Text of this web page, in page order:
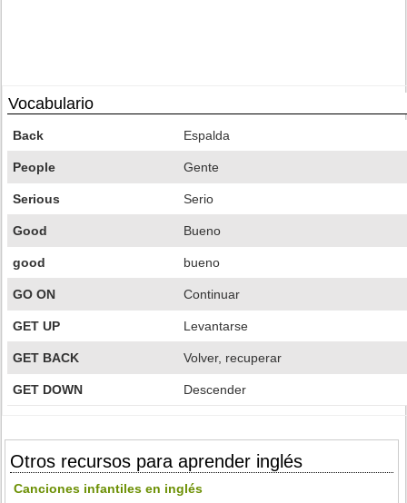
Vocabulario
Back Espalda
People Gente
Serious Serio
Good Bueno
good bueno
GO ON Continuar
GET UP Levantarse
GET BACK Volver, recuperar
GET DOWN Descender
Otros recursos para aprender inglés
Canciones infantiles en inglés